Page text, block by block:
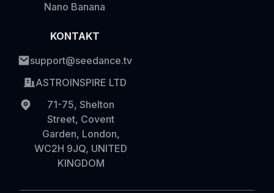
Nano Banana
KONTAKT
support@seedance.tv
ASTROINSPIRE LTD
71-75, Shelton
Street, Covent
Garden, London,
WC2H 9JQ, UNITED
KINGDOM